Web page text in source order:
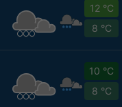
12 °C
8 °C
10 °C
8 °C